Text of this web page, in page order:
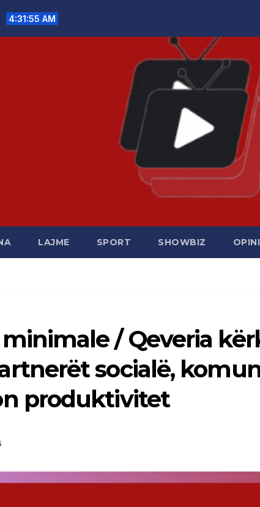
4:31:55 AM
LAJME SPORT SHOWBIZ
minimale / Qeveria
socialë,
produktivitet